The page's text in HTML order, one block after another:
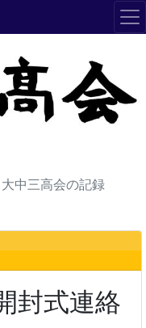
大中三高会の記録
封式連絡